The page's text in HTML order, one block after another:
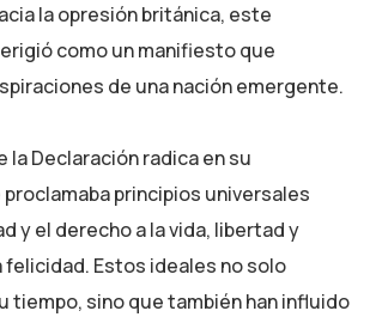
la opresión británica, este
como un manifiesto que
de una nación emergente.
la Declaración radica en su
principios universales
y el derecho a la vida, libertad y
felicidad. Estos ideales no solo
tiempo, sino que también han influido